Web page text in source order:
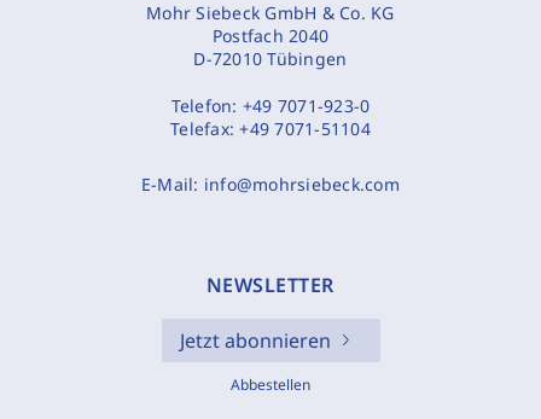
Mohr Siebeck GmbH & Co. KG
Postfach 2040
D-72010 Tübingen
Telefon: +49 7071-923-0
Telefax:+49 7071-51104
E-Mail: info@mohrsiebeck.com
NEWSLETTER
Jetzt abonnieren
Abbestellen